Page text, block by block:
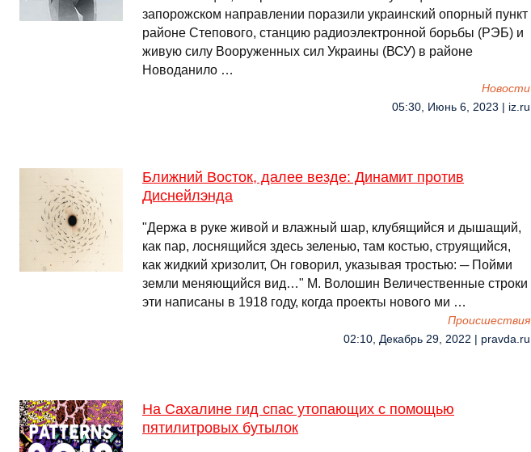
запорожском направлении поразили украинский опорный пункт
районе Степового, станцию радиоэлектронной борьбы (РЭБ) и
живую силу Вооруженных сил Украины (ВСУ) в районе
Новоданило …
Новости
05:30, Июнь 6, 2023 | iz.ru
Ближний Восток, далее везде: Динамит против
Диснейлэнда
"Держа в руке живой и влажный шар, клубящийся и дышащий,
как пар, лоснящийся здесь зеленью, там костью, струящийся,
как жидкий хризолит, Он говорил, указывая тростью: ─ Пойми
земли меняющийся вид…" М. Волошин Величественные строки
эти написаны в 1918 году, когда проекты нового ми …
Происшествия
02:10, Декабрь 29, 2022 | pravda.ru
На Сахалине гид спас утопающих с помощью
пятилитровых бутылок